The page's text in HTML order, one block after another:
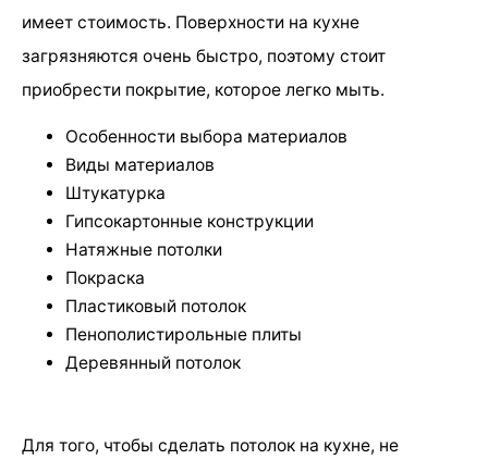
имеет стоимость. Поверхности на кухне
загрязняются очень быстро, поэтому стоит
приобрести покрытие, которое легко мыть.
Особенности выбора материалов
Виды материалов
Штукатурка
Гипсокартонные конструкции
Натяжные потолки
Покраска
Пластиковый потолок
Пенополистирольные плиты
Деревянный потолок
Для того, чтобы сделать потолок на кухне, не